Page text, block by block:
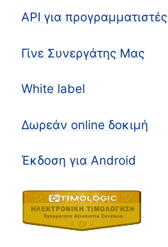
API για προγραμματιστές
Γίνε Συνεργάτης Μας
White label
Δωρεάν online δοκιμή
Έκδοση για Android